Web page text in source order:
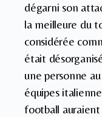
dégarni son
la meilleure du
considérée
était
une personne
équipes
football auraient